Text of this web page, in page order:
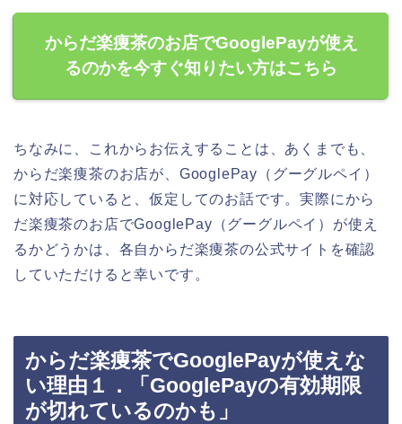
からだ楽痩茶のお店でGooglePayが使え
るのかを今すぐ知りたい方はこちら
ちなみに、これからお伝えすることは、あくまでも、
からだ楽痩茶のお店が、GooglePay（グーグルペイ）
に対応していると、仮定してのお話です。実際にから
だ楽痩茶のお店でGooglePay（グーグルペイ）が使え
るかどうかは、各自からだ楽痩茶の公式サイトを確認
していただけると幸いです。
からだ楽痩茶でGooglePayが使えな
い理由１．「GooglePayの有効期限
が切れているのかも」